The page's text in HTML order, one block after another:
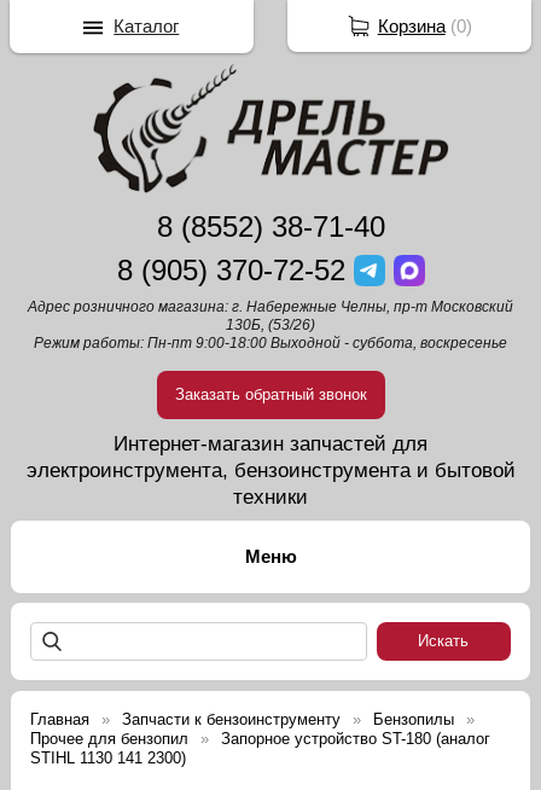
8 (8552) 38-71-40
8 (905) 370-72-52
Адрес розничного магазина: г. Набережные Челны, пр-т Московский
130Б, (53/26)
Режим работы: Пн-пт 9:00-18:00 Выходной - суббота, воскресенье
Заказать обратный звонок
Интернет-магазин запчастей для
электроинструмента, бензоинструмента и бытовой
техники
Главная Запчасти к бензоинструменту
Бензопилы
Прочее для бензопил
Запорное устройство ST-180 (аналог
STIHL 1130 141 2300)
Корзина(0)
Каталог